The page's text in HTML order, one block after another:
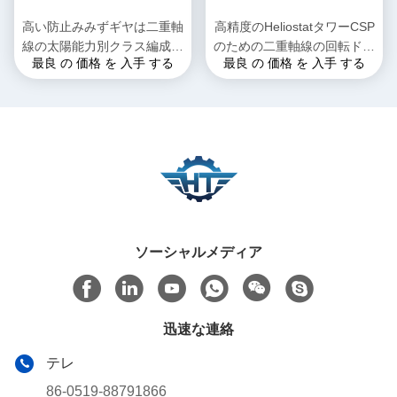
高い防止みみずギヤは二重軸
線の太陽能力別クラス編成制
度のためのドライブを殺害し
最良 の 価格 を 入手 する
高精度のHeliostatタワーCSP
のための二重軸線の回転ドラ
イブ変速機
最良 の 価格 を 入手 する
ソーシャルメディア
迅速な連絡
テレ
86-0519-88791866